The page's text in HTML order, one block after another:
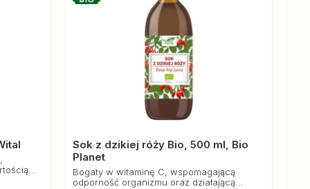
Sok z dzikiej róży Bio, 500 ml, Bio
Planet
Bogaty w witaminę C, wspomagającą
odporność organizmu oraz działającą